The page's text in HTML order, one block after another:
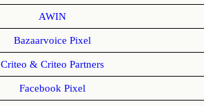
AWIN
Bazaarvoice Pixel
Criteo & Criteo Partners
Facebook Pixel